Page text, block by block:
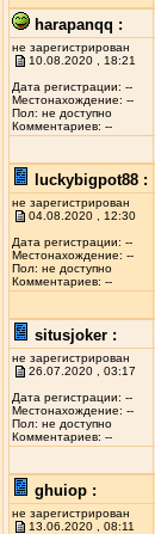
harapanqq :
не зарегистрирован
10.08.2020 , 18:21
Дата регистрации: --
Местонахождение: --
Пол: не доступно
Комментариев: --
luckybigpot88 :
не зарегистрирован
04.08.2020 , 12:30
Дата регистрации: --
Местонахождение: --
Пол: не доступно
Комментариев: --
situsjoker :
не зарегистрирован
26.07.2020 , 03:17
Дата регистрации: --
Местонахождение: --
Пол: не доступно
Комментариев: --
ghuiop :
не зарегистрирован
13.06.2020 , 08:11